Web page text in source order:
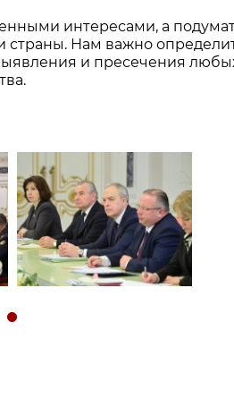
интересами, а
страны. Нам важно
и пресечения